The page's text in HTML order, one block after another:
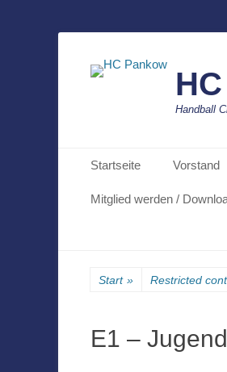
Handball
Primäres Menü
Inhalt
springen
Startseite Vorstand
Mitglied werden /
Start » Restricted
E1 –